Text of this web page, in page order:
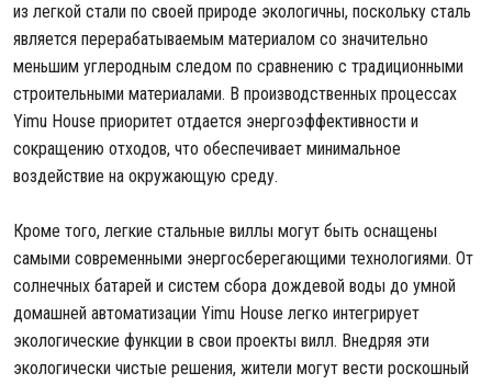
из легкой стали по своей природе экологичны, поскольку сталь
является перерабатываемым материалом со значительно
меньшим углеродным следом по сравнению с традиционными
строительными материалами. В производственных процессах
Yimu House приоритет отдается энергоэффективности и
сокращению отходов, что обеспечивает минимальное
воздействие на окружающую среду.
Кроме того, легкие стальные виллы могут быть оснащены
самыми современными энергосберегающими технологиями. От
солнечных батарей и систем сбора дождевой воды до умной
домашней автоматизации Yimu House легко интегрирует
экологические функции в свои проекты вилл. Внедряя эти
экологически чистые решения, жители могут вести роскошный